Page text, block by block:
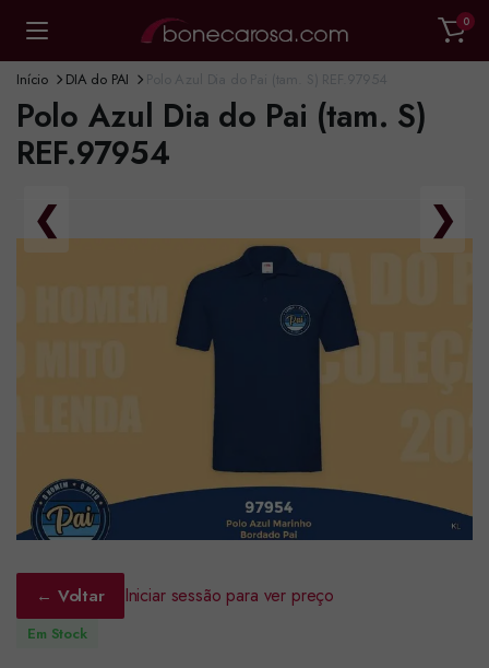
0
Início DIA do PAI
Polo Azul Dia do Pai (tam. S)
REF.97954
❮ ❯
← Voltar Iniciar sessão para ver preço
Em Stock